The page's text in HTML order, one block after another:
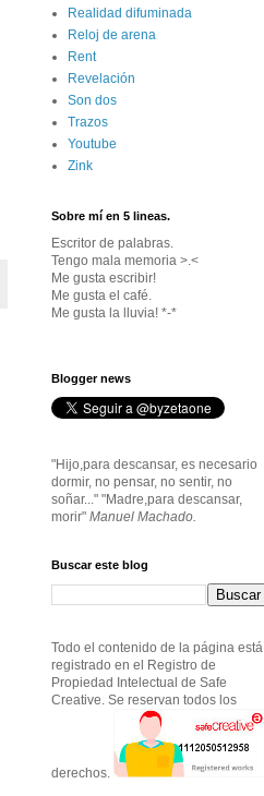
Realidad difuminada
Reloj de arena
Rent
Revelación
Son dos
Trazos
Youtube
Zink
Sobre mí en 5 lineas.
Escritor de palabras.
Tengo mala memoria >.<
Me gusta escribir!
Me gusta el café.
Me gusta la lluvia! *-*
Blogger news
"Hijo,para descansar, es necesario
dormir, no pensar, no sentir, no
soñar..." "Madre,para descansar,
morir" Manuel Machado.
Buscar este blog
Todo el contenido de la página está
registrado en el Registro de
Propiedad Intelectual de Safe
Creative. Se reservan todos los
derechos.